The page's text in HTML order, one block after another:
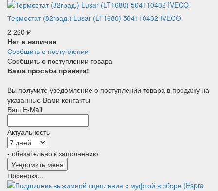
Термостат (82град.) Lusar (LT1680) 504110432 IVECO
2 260 ₽
Нет в наличии
Сообщить о поступлении
Сообщить о поступлении товара
Ваша просьба принята!
Вы получите уведомление о поступлении товара в продажу на
указанные Вами контакты
Ваш E-Mail
Актуальность
- обязательно к заполнению
Проверка...